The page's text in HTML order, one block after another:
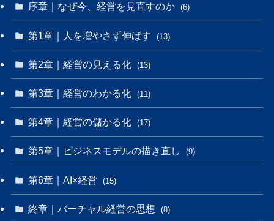
序章｜なぜ今、経営を見直すのか (6)
第1章｜人を増やさず伸ばす (13)
第2章｜経営の見える化 (13)
第3章｜経営のわかる化 (11)
第4章｜経営の儲かる化 (17)
第5章｜ビジネスモデルの描き直し (9)
第6章｜AI×経営 (15)
終章｜バーチャル経営の思想 (8)